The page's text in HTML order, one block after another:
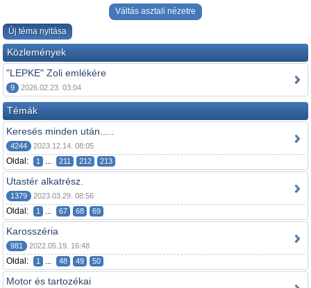
Váltás asztali nézetre
Új téma nyitása
Közlemények
"LEPKE" Zoli emlékére
9 2026.02.23. 03:04
Témák
Keresés minden után.....
4244 2023.12.14. 08:05
Oldal: 1 ... 211 212 213
Utastér alkatrész.
1379 2023.03.29. 08:56
Oldal: 1 ... 67 68 69
Karosszéria
981 2022.05.19. 16:48
Oldal: 1 ... 48 49 50
Motor és tartozékai